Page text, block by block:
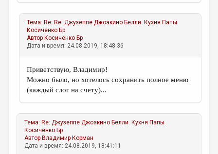
Тема: Re: Re: Джузеппе Джоакино Белли. Кухня Папы
Косиченко Бр
Автор Косиченко Бр
Дата и время: 24.08.2019, 18:48:36
Приветствую, Владимир!
Можно было, но хотелось сохранить полное меню
(каждый слог на счету)...
Тема: Re: Джузеппе Джоакино Белли. Кухня Папы
Косиченко Бр
Автор Владимир Корман
Дата и время: 24.08.2019, 18:41:11